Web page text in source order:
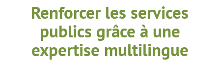
Renforcer les services
publics grâce à une
expertise multilingue